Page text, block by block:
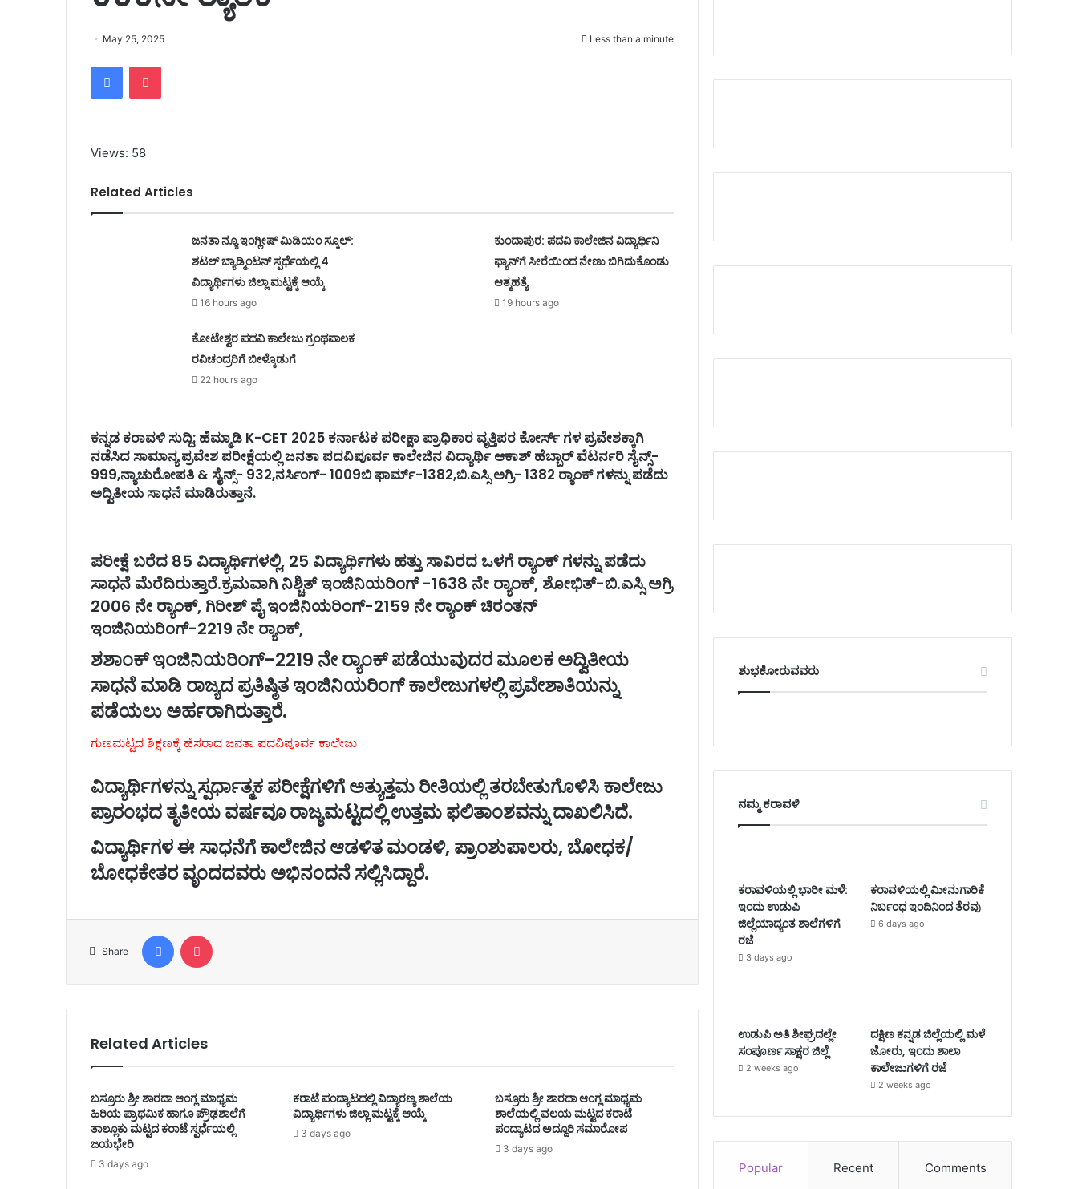
May 25, 2025 Less than a minute
FacebookPocket
Views: 58
Related Articles
ಜನತಾ ನ್ಯೂ ಇಂಗ್ಲೀಷ್ ಮಿಡಿಯಂ ಸ್ಕೂಲ್:
ಶಟಲ್ ಬ್ಯಾಡ್ಮಿಂಟನ್ ಸ್ಪರ್ಧೆಯಲ್ಲಿ 4
ವಿದ್ಯಾರ್ಥಿಗಳು ಜಿಲ್ಲಾ ಮಟ್ಟಕ್ಕೆ ಆಯ್ಕೆ
16 hours ago
ಕುಂದಾಪುರ: ಪದವಿ ಕಾಲೇಜಿನ ವಿದ್ಯಾರ್ಥಿನಿ
ಫ್ಯಾನ್‌ಗೆ ಸೀರೆಯಿಂದ ನೇಣು ಬಿಗಿದುಕೊಂಡು
ಆತ್ಮಹತ್ಯೆ
19 hours ago
ಕೋಟೇಶ್ವರ ಪದವಿ ಕಾಲೇಜು ಗ್ರಂಥಪಾಲಕ
ರವಿಚಂದ್ರರಿಗೆ ಬೀಳ್ಕೊಡುಗೆ
22 hours ago
ಕನ್ನಡ ಕರಾವಳಿ ಸುದ್ದಿ: ಹೆಮ್ಮಾಡಿ K-CET 2025 ಕರ್ನಾಟಕ ಪರೀಕ್ಷಾ ಪ್ರಾಧಿಕಾರ ವೃತ್ತಿಪರ ಕೋರ್ಸ್ ಗಳ ಪ್ರವೇಶಕ್ಕಾಗಿ
ನಡೆಸಿದ ಸಾಮಾನ್ಯ ಪ್ರವೇಶ ಪರೀಕ್ಷೆಯಲ್ಲಿ ಜನತಾ ಪದವಿಪೂರ್ವ ಕಾಲೇಜಿನ ವಿದ್ಯಾರ್ಥಿ ಆಕಾಶ್ ಹೆಬ್ಬಾರ್ ವೆಟರ್ನರಿ ಸೈನ್ಸ್‌-
999,ನ್ಯಾಚುರೋಪತಿ & ಸೈನ್ಸ್- 932,ನರ್ಸಿಂಗ್- 1009ಬಿ ಫಾರ್ಮ್-1382,ಬಿ.ಎಸ್ಸಿ ಅಗ್ರಿ- 1382 ರ‍್ಯಾಂಕ್ ಗಳನ್ನು ಪಡೆದು
ಅದ್ವಿತೀಯ ಸಾಧನೆ ಮಾಡಿರುತ್ತಾನೆ.
ಪರೀಕ್ಷೆ ಬರೆದ 85 ವಿದ್ಯಾರ್ಥಿಗಳಲ್ಲಿ, 25 ವಿದ್ಯಾರ್ಥಿಗಳು ಹತ್ತು ಸಾವಿರದ ಒಳಗೆ ರ‍್ಯಾಂಕ್ ಗಳನ್ನು ಪಡೆದು
ಸಾಧನೆ ಮೆರೆದಿರುತ್ತಾರೆ.ಕ್ರಮವಾಗಿ ನಿಶ್ಚಿತ್ ಇಂಜಿನಿಯರಿಂಗ್ -1638 ನೇ ರ‍್ಯಾಂಕ್, ಶೋಭಿತ್-ಬಿ.ಎಸ್ಸಿ ಅಗ್ರಿ
2006 ನೇ ರ‍್ಯಾಂಕ್, ಗಿರೀಶ್ ಪೈ ಇಂಜಿನಿಯರಿಂಗ್-2159 ನೇ ರ‍್ಯಾಂಕ್ ಚಿರಂತನ್
ಇಂಜಿನಿಯರಿಂಗ್-2219 ನೇ ರ‍್ಯಾಂಕ್,
ಶಶಾಂಕ್ ಇಂಜಿನಿಯರಿಂಗ್-2219 ನೇ ರ‍್ಯಾಂಕ್ ಪಡೆಯುವುದರ ಮೂಲಕ ಅದ್ವಿತೀಯ
ಸಾಧನೆ ಮಾಡಿ ರಾಜ್ಯದ ಪ್ರತಿಷ್ಠಿತ ಇಂಜಿನಿಯರಿಂಗ್ ಕಾಲೇಜುಗಳಲ್ಲಿ ಪ್ರವೇಶಾತಿಯನ್ನು
ಪಡೆಯಲು ಅರ್ಹರಾಗಿರುತ್ತಾರೆ.
ಗುಣಮಟ್ಟದ ಶಿಕ್ಷಣಕ್ಕೆ ಹೆಸರಾದ ಜನತಾ ಪದವಿಪೂರ್ವ ಕಾಲೇಜು
ವಿದ್ಯಾರ್ಥಿಗಳನ್ನು ಸ್ಪರ್ಧಾತ್ಮಕ ಪರೀಕ್ಷೆಗಳಿಗೆ ಅತ್ಯುತ್ತಮ ರೀತಿಯಲ್ಲಿ ತರಬೇತುಗೊಳಿಸಿ ಕಾಲೇಜು
ಪ್ರಾರಂಭದ ತೃತೀಯ ವರ್ಷವೂ ರಾಜ್ಯಮಟ್ಟದಲ್ಲಿ ಉತ್ತಮ ಫಲಿತಾಂಶವನ್ನು ದಾಖಲಿಸಿದೆ.
ವಿದ್ಯಾರ್ಥಿಗಳ ಈ ಸಾಧನೆಗೆ ಕಾಲೇಜಿನ ಆಡಳಿತ ಮಂಡಳಿ, ಪ್ರಾಂಶುಪಾಲರು, ಬೋಧಕ/
ಬೋಧಕೇತರ ವೃಂದದವರು ಅಭಿನಂದನೆ ಸಲ್ಲಿಸಿದ್ದಾರೆ.
Share
Facebook
Related Articles
ಬಸ್ರೂರು ಶ್ರೀ ಶಾರದಾ ಆಂಗ್ಲ ಮಾಧ್ಯಮ
ಹಿರಿಯ ಪ್ರಾಥಮಿಕ ಹಾಗೂ ಪ್ರೌಢಶಾಲೆಗೆ
ತಾಲ್ಲೂಕು ಮಟ್ಟದ ಕರಾಟೆ ಸ್ಪರ್ಧೆಯಲ್ಲಿ
ಜಯಭೇರಿ
3 days ago
ಕರಾಟೆ ಪಂದ್ಯಾಟದಲ್ಲಿ ವಿದ್ಯಾರಣ್ಯ ಶಾಲೆಯ
ವಿದ್ಯಾರ್ಥಿಗಳು ಜಿಲ್ಲಾ ಮಟ್ಟಕ್ಕೆ ಆಯ್ಕೆ
3 days ago
ಬಸ್ರೂರು ಶ್ರೀ ಶಾರದಾ ಆಂಗ್ಲ ಮಾಧ್ಯಮ
ಶಾಲೆಯಲ್ಲಿ ವಲಯ ಮಟ್ಟದ ಕರಾಟೆ
ಪಂದ್ಯಾಟದ ಅದ್ದೂರಿ ಸಮಾರೋಪ
3 days ago
ಶುಭಕೋರುವವರು
ನಮ್ಮ ಕರಾವಳಿ
ಕರಾವಳಿಯಲ್ಲಿ ಭಾರೀ ಮಳೆ:
ಇಂದು ಉಡುಪಿ
ಜಿಲ್ಲೆಯಾದ್ಯಂತ ಶಾಲೆಗಳಿಗೆ
ರಜೆ
3 days ago
ಕರಾವಳಿಯಲ್ಲಿ ಮೀನುಗಾರಿಕೆ
ನಿರ್ಬಂಧ ಇಂದಿನಿಂದ ತೆರವು
6 days ago
ಉಡುಪಿ ಅತಿ ಶೀಘ್ರದಲ್ಲೇ
ಸಂಪೂರ್ಣ ಸಾಕ್ಷರ ಜಿಲ್ಲೆ
2 weeks ago
ದಕ್ಷಿಣ ಕನ್ನಡ ಜಿಲ್ಲೆಯಲ್ಲಿ ಮಳೆ
ಜೋರು, ಇಂದು ಶಾಲಾ
ಕಾಲೇಜುಗಳಿಗೆ ರಜೆ
2 weeks ago
Popular Recent Comments